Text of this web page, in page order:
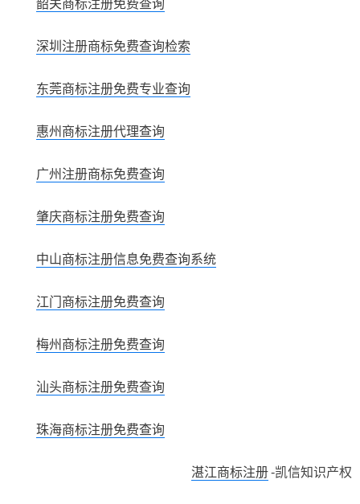
韶关商标注册免费查询
深圳注册商标免费查询检索
东莞商标注册免费专业查询
惠州商标注册代理查询
广州注册商标免费查询
肇庆商标注册免费查询
中山商标注册信息免费查询系统
江门商标注册免费查询
梅州商标注册免费查询
汕头商标注册免费查询
珠海商标注册免费查询
湛江商标注册-凯信知识产权